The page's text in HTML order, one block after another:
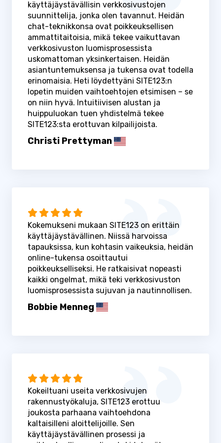
käyttäjäystävällisin verkkosivustojen
suunnittelija, jonka olen tavannut. Heidän
chat-teknikkonsa ovat poikkeuksellisen
ammattitaitoisia, mikä tekee vaikuttavan
verkkosivuston luomisprosessista
uskomattoman yksinkertaisen. Heidän
asiantuntemuksensa ja tukensa ovat todella
erinomaisia. Heti löydettyäni SITE123:n
lopetin muiden vaihtoehtojen etsimisen – se
on niin hyvä. Intuitiivisen alustan ja
huippuluokan tuen yhdistelmä tekee
SITE123:sta erottuvan kilpailijoista.
Christi Prettyman
Kokemukseni mukaan SITE123 on erittäin
käyttäjäystävällinen. Niissä harvoissa
tapauksissa, kun kohtasin vaikeuksia, heidän
online-tukensa osoittautui
poikkeukselliseksi. He ratkaisivat nopeasti
kaikki ongelmat, mikä teki verkkosivuston
luomisprosessista sujuvan ja nautinnollisen.
Bobbie Menneg
Kokeiltuani useita verkkosivujen
rakennustyökaluja, SITE123 erottuu
joukosta parhaana vaihtoehdona
kaltaisilleni aloittelijoille. Sen
käyttäjäystävällinen prosessi ja